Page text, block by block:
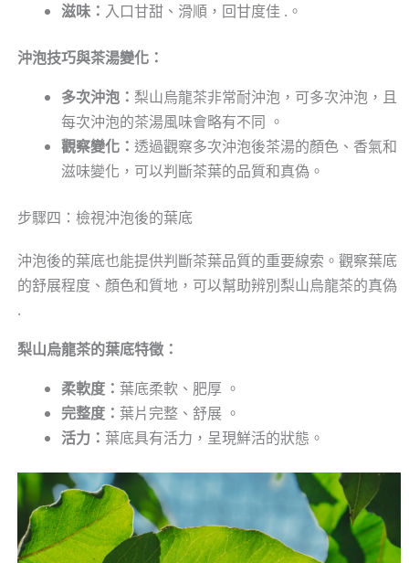
滋味： 入口甘甜、滑順，回甘度佳 .。
沖泡技巧與茶湯變化：
多次沖泡： 梨山烏龍茶非常耐沖泡，可多次沖泡，且
每次沖泡的茶湯風味會略有不同 。
觀察變化： 透過觀察多次沖泡後茶湯的顏色、香氣和
滋味變化，可以判斷茶葉的品質和真偽。
步驟四：檢視沖泡後的葉底
沖泡後的葉底也能提供判斷茶葉品質的重要線索。觀察葉底
的舒展程度、顏色和質地，可以幫助辨別梨山烏龍茶的真偽
.
梨山烏龍茶的葉底特徵：
柔軟度： 葉底柔軟、肥厚 。
完整度： 葉片完整、舒展 。
活力： 葉底具有活力，呈現鮮活的狀態。